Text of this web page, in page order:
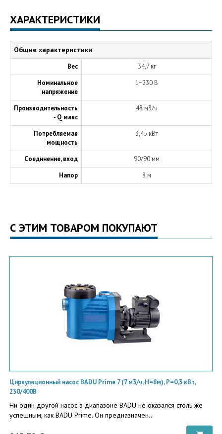
ХАРАКТЕРИСТИКИ
Общие характеристики
Вес
34,7 кг
Номинальное
напряжение
1~230 В
Производительность
- Q макс
48 м3/ч
Потребляемая
мощность
3,45 кВт
Соединение, вход
90/90 мм
Напор
8 м
С ЭТИМ ТОВАРОМ ПОКУПАЮТ
Циркуляционный насос BADU Prime 7 (7 м3/ч, Н=8м), P=0,3 кВт,
230/400В
Ни один другой насос в диапазоне BADU не оказался столь же
успешным, как BADU Prime. Он предназначен..